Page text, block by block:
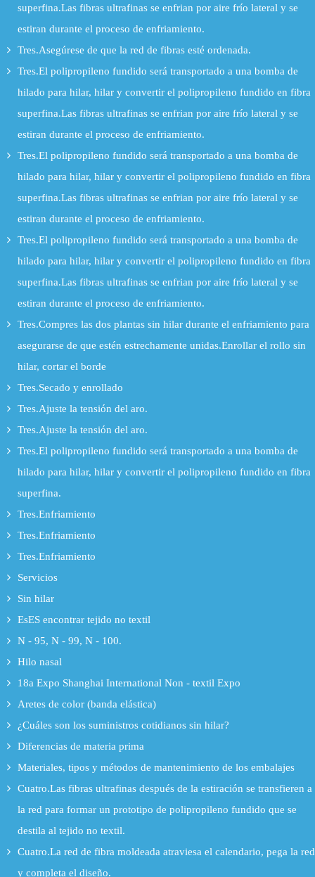
superfina.Las fibras ultrafinas se enfrian por aire frío lateral y se
estiran durante el proceso de enfriamiento.
Tres.Asegúrese de que la red de fibras esté ordenada.
Tres.El polipropileno fundido será transportado a una bomba de
hilado para hilar, hilar y convertir el polipropileno fundido en fibra
superfina.Las fibras ultrafinas se enfrian por aire frío lateral y se
estiran durante el proceso de enfriamiento.
Tres.El polipropileno fundido será transportado a una bomba de
hilado para hilar, hilar y convertir el polipropileno fundido en fibra
superfina.Las fibras ultrafinas se enfrian por aire frío lateral y se
estiran durante el proceso de enfriamiento.
Tres.El polipropileno fundido será transportado a una bomba de
hilado para hilar, hilar y convertir el polipropileno fundido en fibra
superfina.Las fibras ultrafinas se enfrian por aire frío lateral y se
estiran durante el proceso de enfriamiento.
Tres.Compres las dos plantas sin hilar durante el enfriamiento para
asegurarse de que estén estrechamente unidas.Enrollar el rollo sin
hilar, cortar el borde
Tres.Secado y enrollado
Tres.Ajuste la tensión del aro.
Tres.Ajuste la tensión del aro.
Tres.El polipropileno fundido será transportado a una bomba de
hilado para hilar, hilar y convertir el polipropileno fundido en fibra
superfina.
Tres.Enfriamiento
Tres.Enfriamiento
Tres.Enfriamiento
Servicios
Sin hilar
EsES encontrar tejido no textil
N - 95, N - 99, N - 100.
Hilo nasal
18a Expo Shanghai International Non - textil Expo
Aretes de color (banda elástica)
¿Cuáles son los suministros cotidianos sin hilar?
Diferencias de materia prima
Materiales, tipos y métodos de mantenimiento de los embalajes
Cuatro.Las fibras ultrafinas después de la estiración se transfieren a
la red para formar un prototipo de polipropileno fundido que se
destila al tejido no textil.
Cuatro.La red de fibra moldeada atraviesa el calendario, pega la red
y completa el diseño.